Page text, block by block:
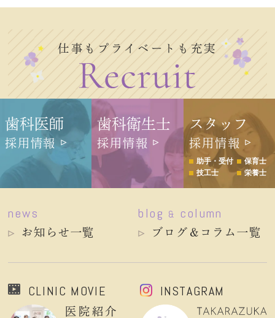
仕事もプライベートも充実
歯科医師
採用情報
歯科衛生士
採用情報
スタッフ
採用情報
助手・受付
保育士
技工士
栄養士
news
お知らせ一覧
blog & column
ブログ＆コラム一覧
CLINIC MOVIE
医院紹介
INSTAGRAM